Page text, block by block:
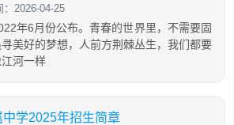
：2026-04-25
年6月份公布。青春的世界里，不需要固
美好的梦想，人前方荆棘丛生，我们都要
河一样
学2025年招生简章